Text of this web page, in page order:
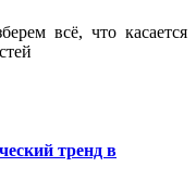
всё, что касается
тренд в